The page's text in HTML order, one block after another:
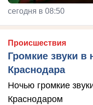
сегодня в 08:50
Происшествия
Громкие звуки в
Краснодара
Ночью громкие
Краснодаром